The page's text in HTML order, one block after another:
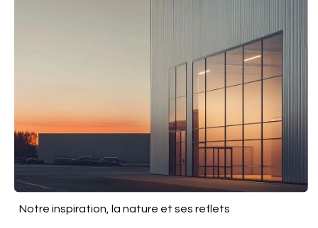
Notre inspiration, la nature et ses reflets